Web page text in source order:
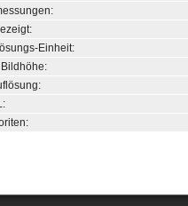
Einheit:
Bildhöhe: